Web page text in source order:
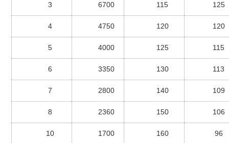
3 6700 115 125
4 4750 120 120
5 4000 125 115
6 3350 130 113
7 2800 140 109
8 2360 150 106
10 1700 160 96